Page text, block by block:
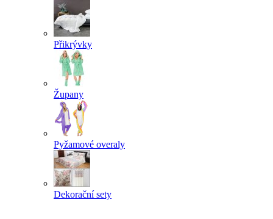
Přikrývky
Župany
Pyžamové overaly
Dekorační sety